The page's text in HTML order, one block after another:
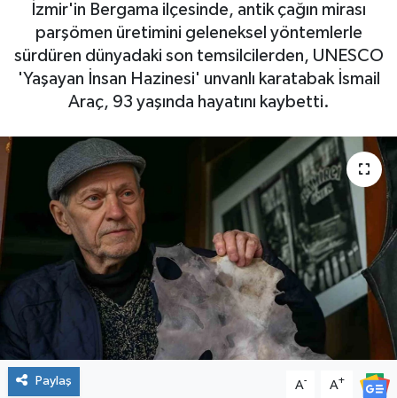
İzmir'in Bergama ilçesinde, antik çağın mirası
parşömen üretimini geleneksel yöntemlerle
sürdüren dünyadaki son temsilcilerden, UNESCO
'Yaşayan İnsan Hazinesi' unvanlı karatabak İsmail
Araç, 93 yaşında hayatını kaybetti.
Paylaş A- A+
SPOR
EĞİTİM
YAŞAM
ÇEVRE
İLÇELER
RESMİ İLANLAR
KÜLTÜR
TURİZM
MAGAZİN
Tüm Manşetler
Son Dakika Haberleri
Haber Arşivi